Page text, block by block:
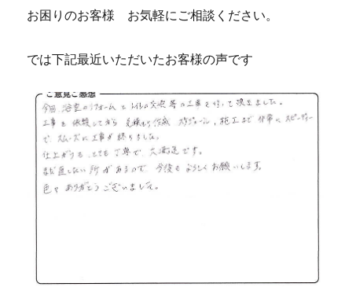
お困りのお客様 お気軽にご相談ください。
では下記最近いただいたお客様の声です